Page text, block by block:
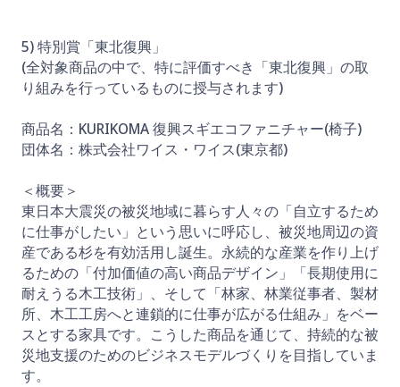
5) 特別賞「東北復興」
(全対象商品の中で、特に評価すべき「東北復興」の取
り組みを行っているものに授与されます)
商品名：KURIKOMA 復興スギエコファニチャー(椅子)
団体名：株式会社ワイス・ワイス(東京都)
＜概要＞
東日本大震災の被災地域に暮らす人々の「自立するため
に仕事がしたい」という思いに呼応し、被災地周辺の資
産である杉を有効活用し誕生。永続的な産業を作り上げ
るための「付加価値の高い商品デザイン」「長期使用に
耐えうる木工技術」、そして「林家、林業従事者、製材
所、木工工房へと連鎖的に仕事が広がる仕組み」をベー
スとする家具です。こうした商品を通じて、持続的な被
災地支援のためのビジネスモデルづくりを目指していま
す。